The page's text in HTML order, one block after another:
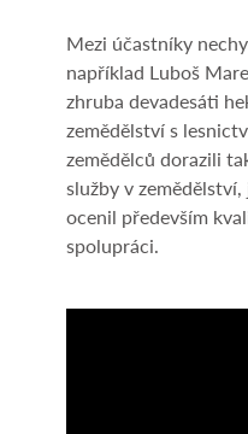
Mezi účastníky
například Luboš
zhruba devadesáti
zemědělství s
zemědělců dorazili
služby v
ocenil především
spolupráci.